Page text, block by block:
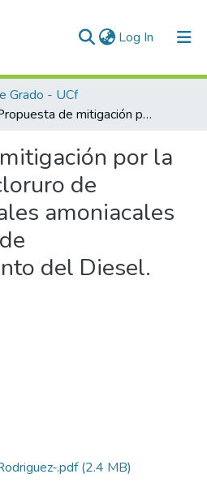
Log In (current)
Grado - UCf
Propuesta de mitigación por la presencia de cloruro de hidrógeno y sales amoniacales en el proceso de Hidrotratamiento del Diesel.
por la
de
amoniacales
del Diesel.
.pdf(2.4 MB)